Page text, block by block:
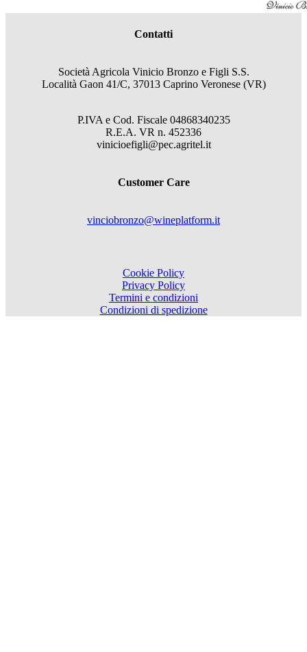
Contatti
Società Agricola Vinicio Bronzo e Figli S.S.
Località Gaon 41/C, 37013 Caprino Veronese (VR)
P.IVA e Cod. Fiscale 04868340235
R.E.A. VR n. 452336
vinicioefigli@pec.agritel.it
Customer Care
vinciobronzo@wineplatform.it
Cookie Policy
Privacy Policy
Termini e condizioni
Condizioni di spedizione